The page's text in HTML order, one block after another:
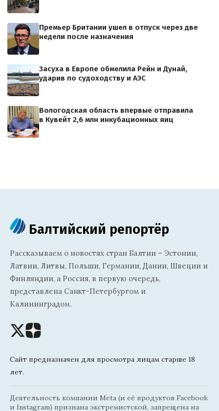
Премьер Британии ушел в отпуск через две
недели после назначения
Засуха в Европе обмелила Рейн и Дунай,
ударив по судоходству и АЭС
Вологодская область впервые отправила
в Кувейт 2,6 млн инкубационных яиц
Балтийский репортёр
Рассказываем о новостях стран Балтии – Эстонии,
Латвии, Литвы, Польши, Германии, Дании, Швеции и
Финляндии, а Россия, в первую очередь,
представлена Санкт-Петербургом и
Калининградом.
Сайт предназначен для просмотра лицам старше 18
лет.
Деятельность компании Meta (и её продуктов Facebook
и Instagram) признана экстремистской, запрещена на